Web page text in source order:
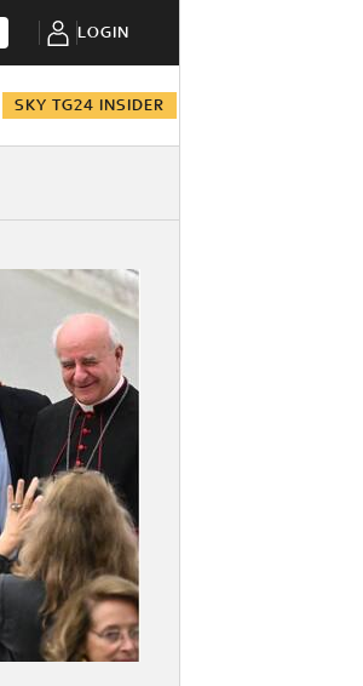
LOGIN
SKY TG24 INSIDER